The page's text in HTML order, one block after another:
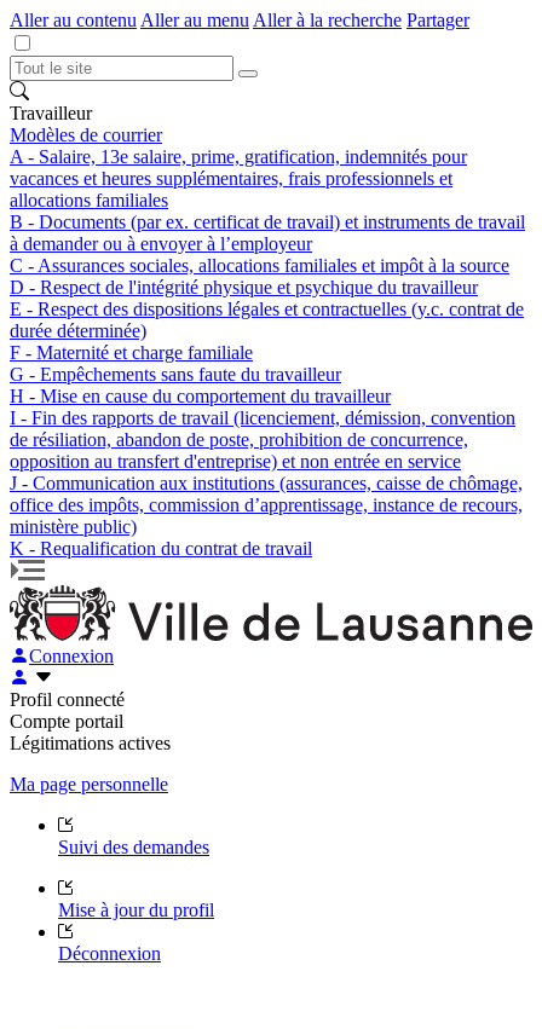
Aller au contenu Aller au menu Aller à la recherche Partager
Travailleur
Modèles de courrier
A - Salaire, 13e salaire, prime, gratification, indemnités pour
vacances et heures supplémentaires, frais professionnels et
allocations familiales
B - Documents (par ex. certificat de travail) et instruments de travail
à demander ou à envoyer à l’employeur
C - Assurances sociales, allocations familiales et impôt à la source
D - Respect de l'intégrité physique et psychique du travailleur
E - Respect des dispositions légales et contractuelles (y.c. contrat de
durée déterminée)
F - Maternité et charge familiale
G - Empêchements sans faute du travailleur
H - Mise en cause du comportement du travailleur
I - Fin des rapports de travail (licenciement, démission, convention
de résiliation, abandon de poste, prohibition de concurrence,
opposition au transfert d'entreprise) et non entrée en service
J - Communication aux institutions (assurances, caisse de chômage,
office des impôts, commission d’apprentissage, instance de recours,
ministère public)
K - Requalification du contrat de travail
Connexion
Profil connecté
Compte portail
Légitimations actives
Ma page personnelle
Suivi des demandes
Mise à jour du profil
Déconnexion